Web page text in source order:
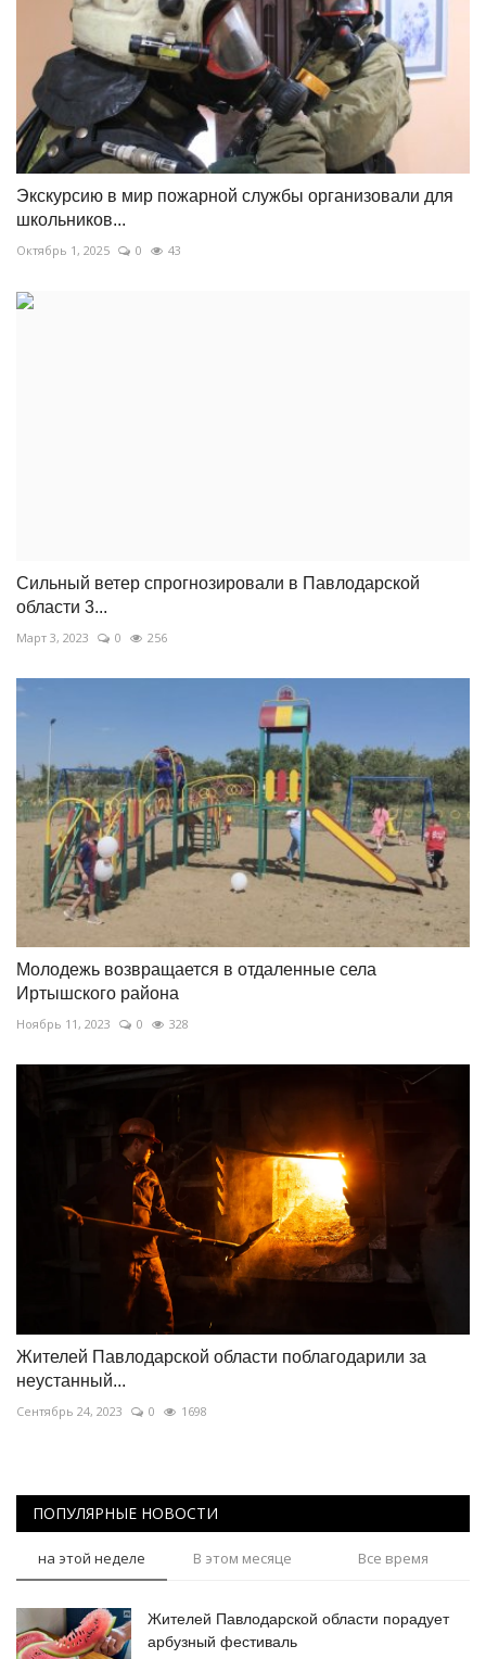
Экскурсию в мир пожарной службы организовали для
школьников...
Октябрь 1, 2025 0 43
Сильный ветер спрогнозировали в Павлодарской
области 3...
Март 3, 2023 0 256
Молодежь возвращается в отдаленные села
Иртышского района
Ноябрь 11, 2023 0 328
Жителей Павлодарской области поблагодарили за
неустанный...
Сентябрь 24, 2023 0 1698
ПОПУЛЯРНЫЕ НОВОСТИ
на этой неделе В этом месяце Все время
Жителей Павлодарской области порадует
арбузный фестиваль